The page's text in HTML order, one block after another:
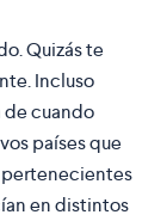
Quizás te
Incluso
de cuando
países que
pertenecientes
en distintos